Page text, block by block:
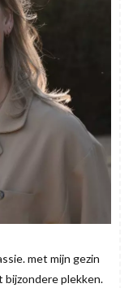
met mijn gezin
bijzondere plekken.